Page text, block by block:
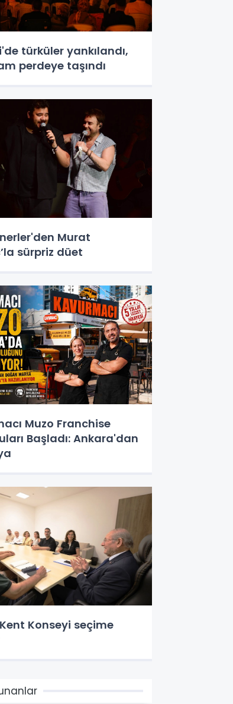
türküler yankılandı,
perdeye taşındı
Murat
sürpriz düet
Muzo Franchise
Başladı: Ankara'dan
Konseyi seçime